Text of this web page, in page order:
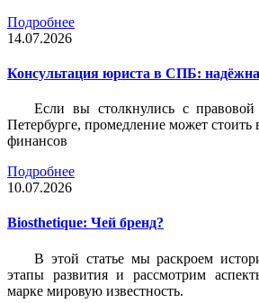
Подробнее
14.07.2026
Консультация юриста в СПБ:
Если вы столкнулись с
Петербурге, промедление может
финансов
Подробнее
10.07.2026
Biosthetique: Чей бренд?
В этой статье мы раскроем
этапы развития и рассмотрим
марке мировую известность.